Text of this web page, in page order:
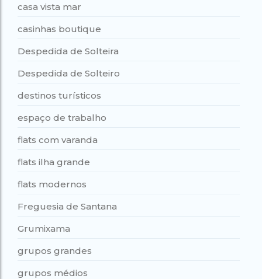
casa vista mar
casinhas boutique
Despedida de Solteira
Despedida de Solteiro
destinos turísticos
espaço de trabalho
flats com varanda
flats ilha grande
flats modernos
Freguesia de Santana
Grumixama
grupos grandes
grupos médios